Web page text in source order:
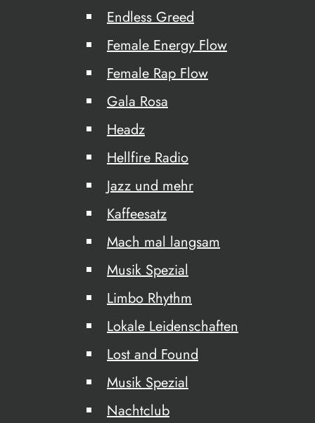
Endless Greed
Female Energy Flow
Female Rap Flow
Gala Rosa
Headz
Hellfire Radio
Jazz und mehr
Kaffeesatz
Mach mal langsam
Musik Spezial
Limbo Rhythm
Lokale Leidenschaften
Lost and Found
Musik Spezial
Nachtclub